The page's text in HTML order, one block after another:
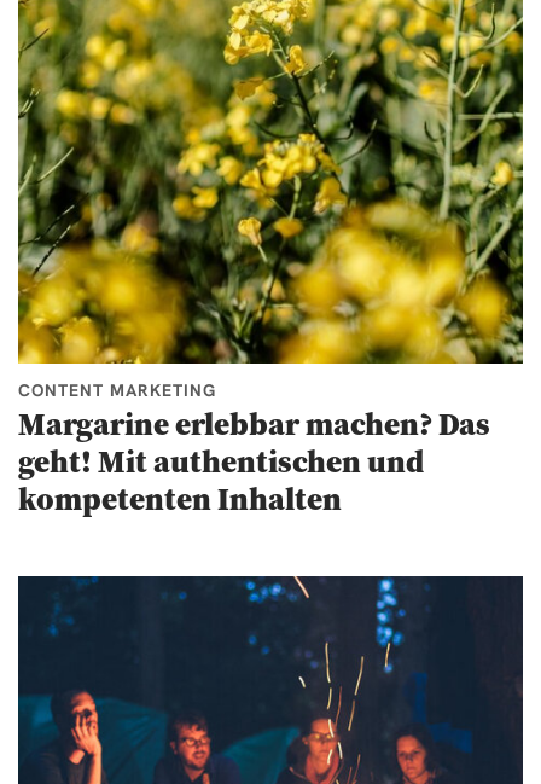
CONTENT MARKETING
Margarine erlebbar machen? Das
geht! Mit authentischen und
kompetenten Inhalten